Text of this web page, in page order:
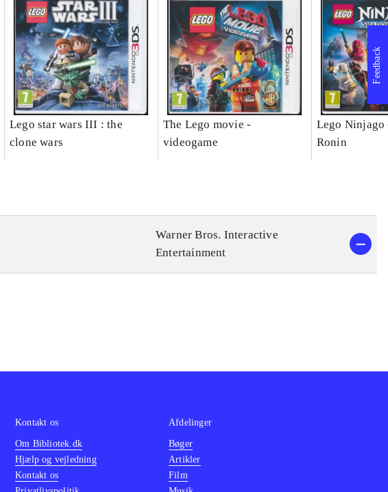
Lego star wars III : the
clone wars
The Lego movie -
videogame
Lego Ninjago
Ronin
Warner Bros. Interactive
Entertainment
Feedback
Kontakt os
Om Bibliotek.dk
Hjælp og vejledning
Kontakt os
Afdelinger
Bøger
Artikler
Film